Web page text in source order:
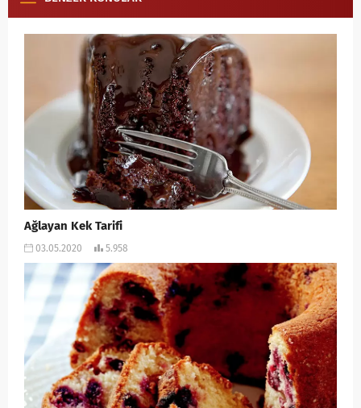
Ağlayan Kek Tarifi
03.05.2020 5.958